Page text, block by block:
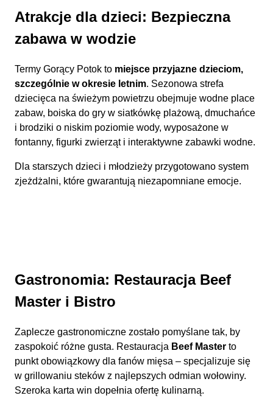
Atrakcje dla dzieci: Bezpieczna
zabawa w wodzie
Termy Gorący Potok to miejsce przyjazne dzieciom,
szczególnie w okresie letnim. Sezonowa strefa
dziecięca na świeżym powietrzu obejmuje wodne place
zabaw, boiska do gry w siatkówkę plażową, dmuchańce
i brodziki o niskim poziomie wody, wyposażone w
fontanny, figurki zwierząt i interaktywne zabawki wodne.
Dla starszych dzieci i młodzieży przygotowano system
zjeżdżalni, które gwarantują niezapomniane emocje.
Gastronomia: Restauracja Beef
Master i Bistro
Zaplecze gastronomiczne zostało pomyślane tak, by
zaspokoić różne gusta. Restauracja Beef Master to
punkt obowiązkowy dla fanów mięsa – specjalizuje się
w grillowaniu steków z najlepszych odmian wołowiny.
Szeroka karta win dopełnia ofertę kulinarną.